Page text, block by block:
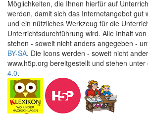
Möglichkeiten, die Ihnen hierfür auf
werden, damit sich das Internetangebot gut
und ein nützliches Werkzeug für die
Unterrichtsdurchführung wird. Alle Inhalt
stehen - soweit nicht anders angegeben -
BY-SA. Die Icons werden - soweit nicht
www.h5p.org bereitgestellt und stehen unter
4.0.